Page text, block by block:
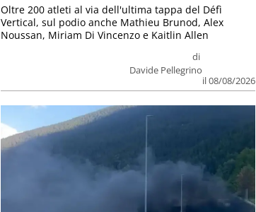
di
Davide Pellegrino
il 08/08/2026
Oltre 200 atleti al via dell'ultima tappa del Défì
Vertical, sul podio anche Mathieu Brunod, Alex
Noussan, Miriam Di Vincenzo e Kaitlin Allen